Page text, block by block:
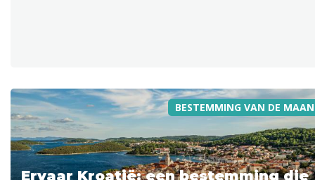
BESTEMMING VAN DE
Ervaar Kroatië: een bestemming die